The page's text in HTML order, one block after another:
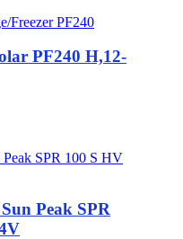
PF240 H,12-
Peak SPR